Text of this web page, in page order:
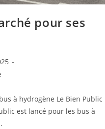
pour ses
à hydrogène Le Bien Public
est lancé pour les bus à